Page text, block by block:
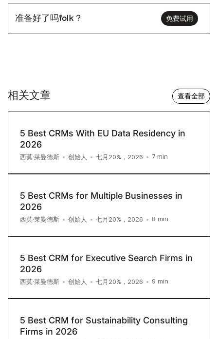
准备好了吗folk？ 免费试用
相关文章 查看全部
5 Best CRMs With EU Data Residency in
2026
西莫·莱曼德斯 • 创始人 • 七月20%，2026 • 7 min
5 Best CRMs for Multiple Businesses in
2026
西莫·莱曼德斯 • 创始人 • 七月20%，2026 • 8 min
5 Best CRM for Executive Search Firms in
2026
西莫·莱曼德斯 • 创始人 • 七月20%，2026 • 9 min
5 Best CRM for Sustainability Consulting
Firms in 2026